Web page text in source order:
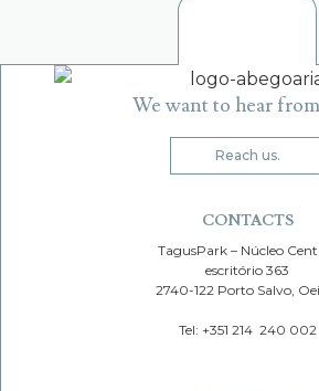
CONTACTS
TagusPark – Núcleo
escritório 363
2740-122 Porto Salvo,
Tel: +351 214 240 002
We want to hear
Reach us.